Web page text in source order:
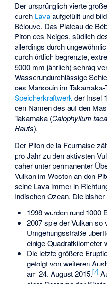
Der ursprünglich vierte
durch Lavaaufgefüllt und
Bélouve. Das Plateau de
Piton des Neiges, südlich
allerdings durch
durch örtlich begrenzte,
5000 mm jährlich) schräg
Wasserundurchlässige
des Marsouin im Takamaka-
Speicherkraftwerkder Insel
den Namen des auf den
Takamaka (Calophyllum
Hauts).
Der Piton de la Fournaise
pro Jahr zu den aktivsten
daher unter permanenter
Vulkan im Westen an den
seine Lava immer in
Indischen Ozean. Die
1998 wurden rund 1000
2007 spie der Vulkan so
Umgehungsstraße
einige Quadratkilometer
Die letzte größere
gefolgt von weiteren
am 24. August 2015.[7]